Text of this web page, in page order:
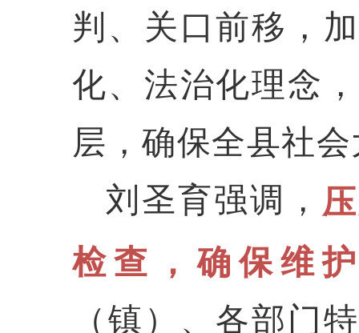
判、关口前移，
化、法治化理念
层，确保全县社
刘圣育强调，
检查，确保维
（镇）、各部门